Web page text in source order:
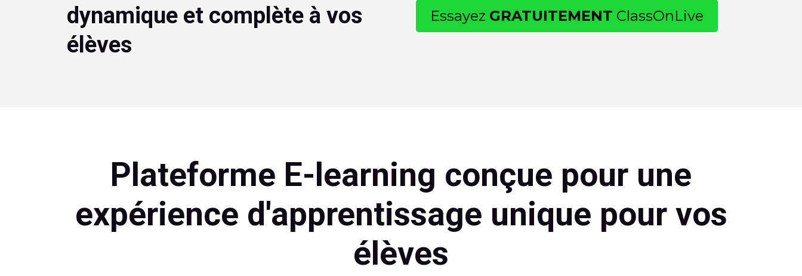
dynamique et complète à vos
élèves
Essayez GRATUITEMENT ClassOnLive
Plateforme E-learning conçue pour une
expérience d'apprentissage unique pour vos
élèves